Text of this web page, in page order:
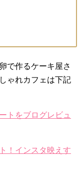
で作るケーキ屋さ
ゃれカフェは下記
トをブログレビュ
！インスタ映えす